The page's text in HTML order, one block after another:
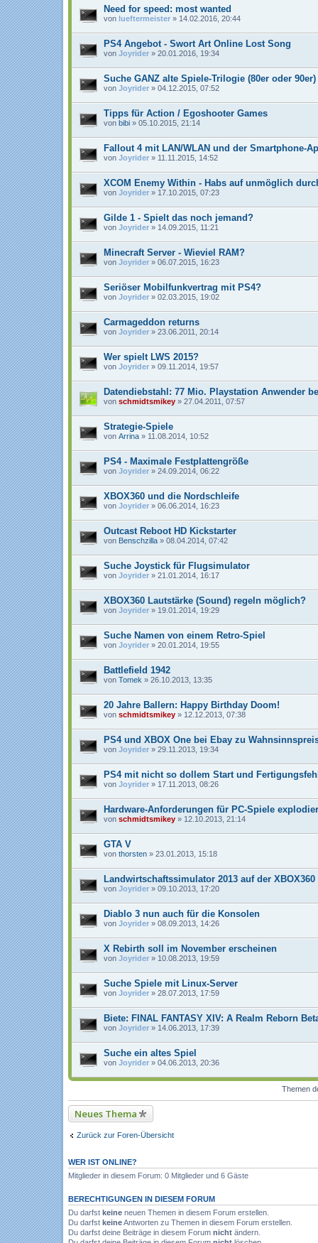
Need for speed: most wanted
von lueftermeister » 14.02.2016, 20:44
PS4 Angebot - Swort Art Online Lost Song
von Joyrider » 20.01.2016, 19:34
Suche GANZ alte Spiele-Trilogie (80er oder 90er)
von Joyrider » 04.12.2015, 07:52
Tipps für Action / Egoshooter Games
von bibi » 05.10.2015, 21:14
Fallout 4 mit LAN/WLAN und der Smartphone-
von Joyrider » 11.11.2015, 14:52
XCOM Enemy Within - Habs auf unmöglich
von Joyrider » 17.10.2015, 07:23
Gilde 1 - Spielt das noch jemand?
von Joyrider » 14.09.2015, 11:21
Minecraft Server - Wieviel RAM?
von Joyrider » 06.07.2015, 16:23
Seriöser Mobilfunkvertrag mit PS4?
von Joyrider » 02.03.2015, 19:02
Carmageddon returns
von Joyrider » 23.06.2011, 20:14
Wer spielt LWS 2015?
von Joyrider » 09.11.2014, 19:57
Datendiebstahl: 77 Mio. Playstation Anwender
von schmidtsmikey » 27.04.2011, 07:57
Strategie-Spiele
von Arrina » 11.08.2014, 10:52
PS4 - Maximale Festplattengröße
von Joyrider » 24.09.2014, 06:22
XBOX360 und die Nordschleife
von Joyrider » 06.06.2014, 16:23
Outcast Reboot HD Kickstarter
von Benschzilla » 08.04.2014, 07:42
Suche Joystick für Flugsimulator
von Joyrider » 21.01.2014, 16:17
XBOX360 Lautstärke (Sound) regeln möglich?
von Joyrider » 19.01.2014, 19:29
Suche Namen von einem Retro-Spiel
von Joyrider » 20.01.2014, 19:55
Battlefield 1942
von Tomek » 26.10.2013, 13:35
20 Jahre Ballern: Happy Birthday Doom!
von schmidtsmikey » 12.12.2013, 07:38
PS4 und XBOX One bei Ebay zu
von Joyrider » 29.11.2013, 19:34
PS4 mit nicht so dollem Start und
von Joyrider » 17.11.2013, 08:26
Hardware-Anforderungen für PC-Spiele
von schmidtsmikey » 12.10.2013, 21:14
GTA V
von thorsten » 23.01.2013, 15:18
Landwirtschaftssimulator 2013 auf der XBOX360
von Joyrider » 09.10.2013, 17:20
Diablo 3 nun auch für die Konsolen
von Joyrider » 08.09.2013, 14:26
X Rebirth soll im November erscheinen
von Joyrider » 10.08.2013, 19:59
Suche Spiele mit Linux-Server
von Joyrider » 28.07.2013, 17:59
Biete: FINAL FANTASY XIV: A Realm Reborn
von Joyrider » 14.06.2013, 17:39
Suche ein altes Spiel
von Joyrider » 04.06.2013, 20:36
Themen
Neues Thema
Zurück zur Foren-Übersicht
WER IST ONLINE?
Mitglieder in diesem Forum: 0 Mitglieder und 6 Gäste
BERECHTIGUNGEN IN DIESEM FORUM
Du darfst keine neuen Themen in diesem Forum erstellen.
Du darfst keineAntworten zu Themen in diesem Forum erstellen.
Du darfst deine Beiträge in diesem Forum nicht ändern.